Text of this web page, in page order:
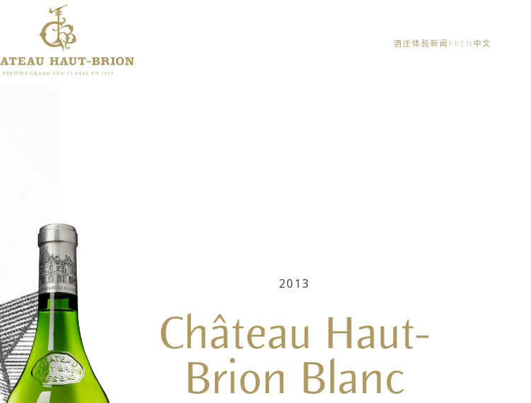
酒庄体验新闻 FR EN 中文
2013
Château Haut-
Brion Blanc